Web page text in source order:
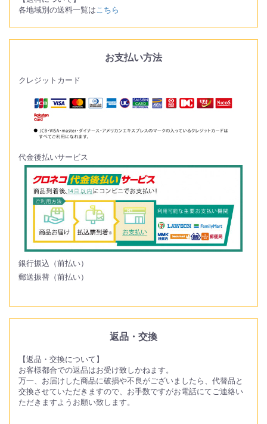
各地域別の送料一覧はこちら
お支払い方法
クレジットカード
代金後払いサービス
銀行振込（前払い）
郵送振替（前払い）
返品・交換
【返品・交換について】
お客様都合での返品はお受け致しかねます。
万一、お届けした商品に破損や不良がございましたら、代替品と
交換させていただきますので、お手数ですがお電話にてご連絡い
ただきますようお願い致します。